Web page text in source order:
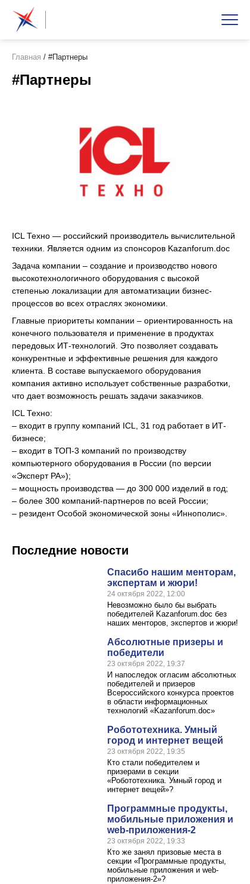
Главная / #Партнеры
#Партнеры
ICL Техно — российский производитель вычислительной
техники. Является одним из спонсоров Kazanforum.doc
Задача компании – создание и производство нового
высокотехнологичного оборудования с высокой
степенью локализации для автоматизации бизнес-
процессов во всех отраслях экономики.
Главные приоритеты компании – ориентированность на
конечного пользователя и применение в продуктах
передовых ИТ-технологий. Это позволяет создавать
конкурентные и эффективные решения для каждого
клиента. В составе выпускаемого оборудования
компания активно использует собственные разработки,
что дает возможность решать задачи заказчиков.
ICL Техно:
– входит в группу компаний ICL, 31 год работает в ИТ-
бизнесе;
– входит в ТОП-3 компаний по производству
компьютерного оборудования в России (по версии
«Эксперт РА»);
– мощность производства — до 300 000 изделий в год;
– более 300 компаний-партнеров по всей России;
– резидент Особой экономической зоны «Иннополис».
Последние новости
Спасибо нашим менторам,
экспертам и жюри!
24 октября 2022, 12:00
Невозможно было бы выбрать
победителей Kazanforum.doc без
наших менторов, экспертов и жюри!
Абсолютные призеры и
победители
23 октября 2022, 19:37
И напоследок огласим абсолютных
победителей и призеров
Всероссийского конкурса проектов
в области информационных
технологий «Kazanforum.doc»
Робототехника. Умный
город и интернет вещей
23 октября 2022, 19:35
Кто стали победителем и
призерами в секции
«Робототехника. Умный город и
интернет вещей»?
Программные продукты,
мобильные приложения и
web-приложения-2
23 октября 2022, 19:33
Кто же занял призовые места в
секции «Программные продукты,
мобильные приложения и web-
приложения-2»?